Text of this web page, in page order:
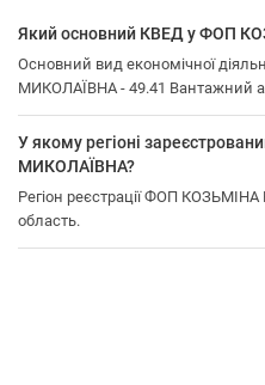
Який основний КВЕД у ФОП
Основний вид економічної
МИКОЛАЇВНА - 49.41 Вантажний
У якому регіоні
МИКОЛАЇВНА?
Регіон реєстрації ФОП
область.